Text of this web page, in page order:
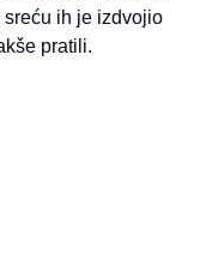
ih je izdvojio
pratili.